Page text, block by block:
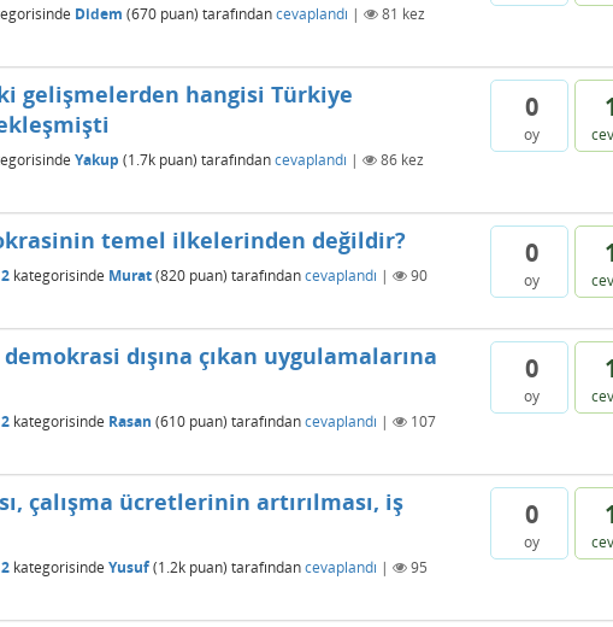
Didem (670 puan) tarafındancevaplandı | 81 kez
0
oy
gelişmelerden hangisi Türkiye
Yakup (1.7k puan) tarafındancevaplandı | 86 kez
0
oy
temel ilkelerinden değildir?
kategorisinde Murat(820 puan) tarafındancevaplandı |
90
0
oy
dışına çıkan uygulamalarına
kategorisinde Rasan (610 puan) tarafındancevaplandı |
107
0
oy
çalışma ücretlerinin artırılması, iş
kategorisinde Yusuf(1.2k puan) tarafındancevaplandı |
95